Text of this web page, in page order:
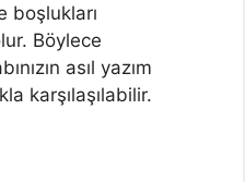
boşlukları
Böylece
asıl yazım
karşılaşılabilir.